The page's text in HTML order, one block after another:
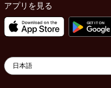
アプリを見る